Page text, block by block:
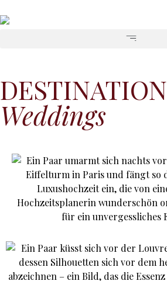
DESTINATION
Weddings